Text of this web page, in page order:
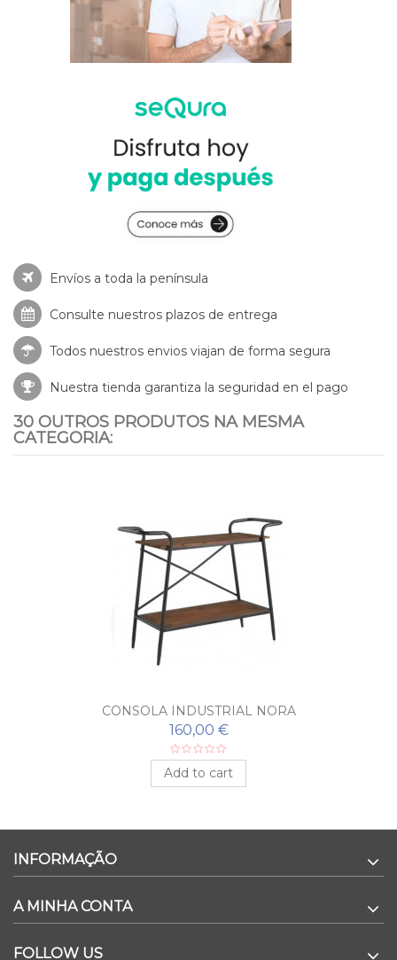
Envíos a toda la península
Consulte nuestros plazos de entrega
Todos nuestros envios viajan de forma segura
Nuestra tienda garantiza la seguridad en el pago
30 OUTROS PRODUTOS NA MESMA
CATEGORIA:
CONSOLA INDUSTRIAL NORA
160,00 €
Add to cart
INFORMAÇÃO
A MINHA CONTA
FOLLOW US